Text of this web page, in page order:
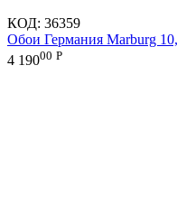
КОД: 36359
Обои Германия Marburg
4 19000 Р